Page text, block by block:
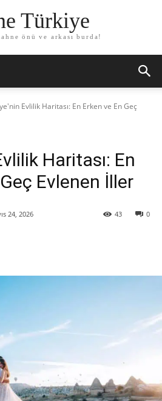
Türkiye
önü ve arkası burda!
Evlilik Haritası: En Erken ve En Geç
Haritası: En
Evlenen İller
24, 2026 0
43